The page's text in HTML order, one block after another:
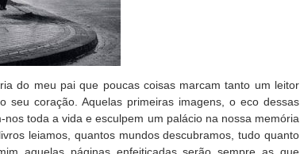
do meu pai que poucas coisas marcam tanto um leitor
coração. Aquelas primeiras imagens, o eco dessas
toda a vida e esculpem um palácio na nossa memória
leiamos, quantos mundos descubramos, tudo quanto